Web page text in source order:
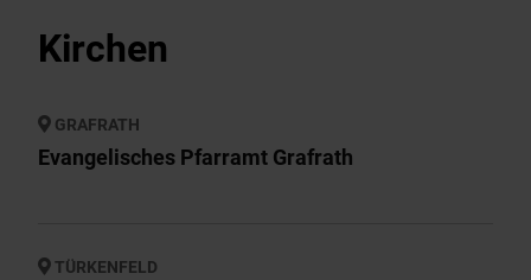
Wirtschaft & Gewerbe
EnergieMonitor
Kirchen
GRAFRATH
Evangelisches Pfarramt Grafrath
TÜRKENFELD